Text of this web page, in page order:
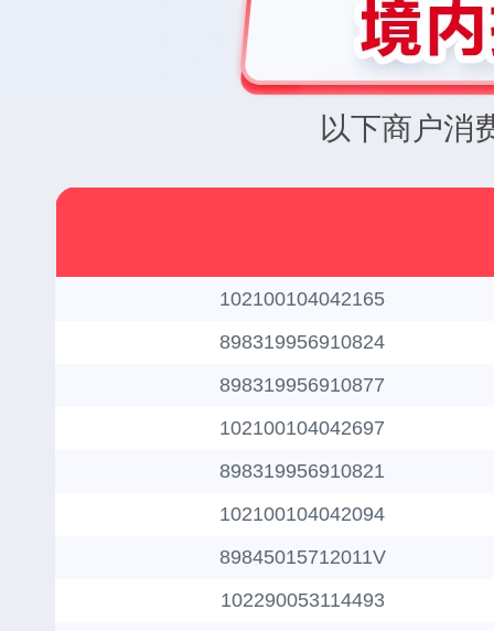
以下商户消
102100104042165
898319956910824
898319956910877
102100104042697
898319956910821
102100104042094
89845015712011V
102290053114493